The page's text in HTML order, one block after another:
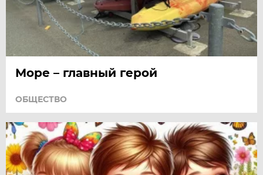
Море – главный герой
ОБЩЕСТВО